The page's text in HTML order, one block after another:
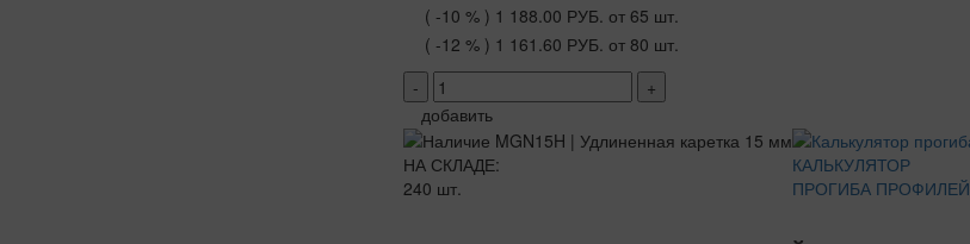
( -10 % ) 1 188.00 РУБ. от 65 шт.
( -12 % ) 1 161.60 РУБ. от 80 шт.
-
+
добавить
НА СКЛАДЕ:
240 шт.
КАЛЬКУЛЯТОР
ПРОГИБА ПРОФИЛЕЙ